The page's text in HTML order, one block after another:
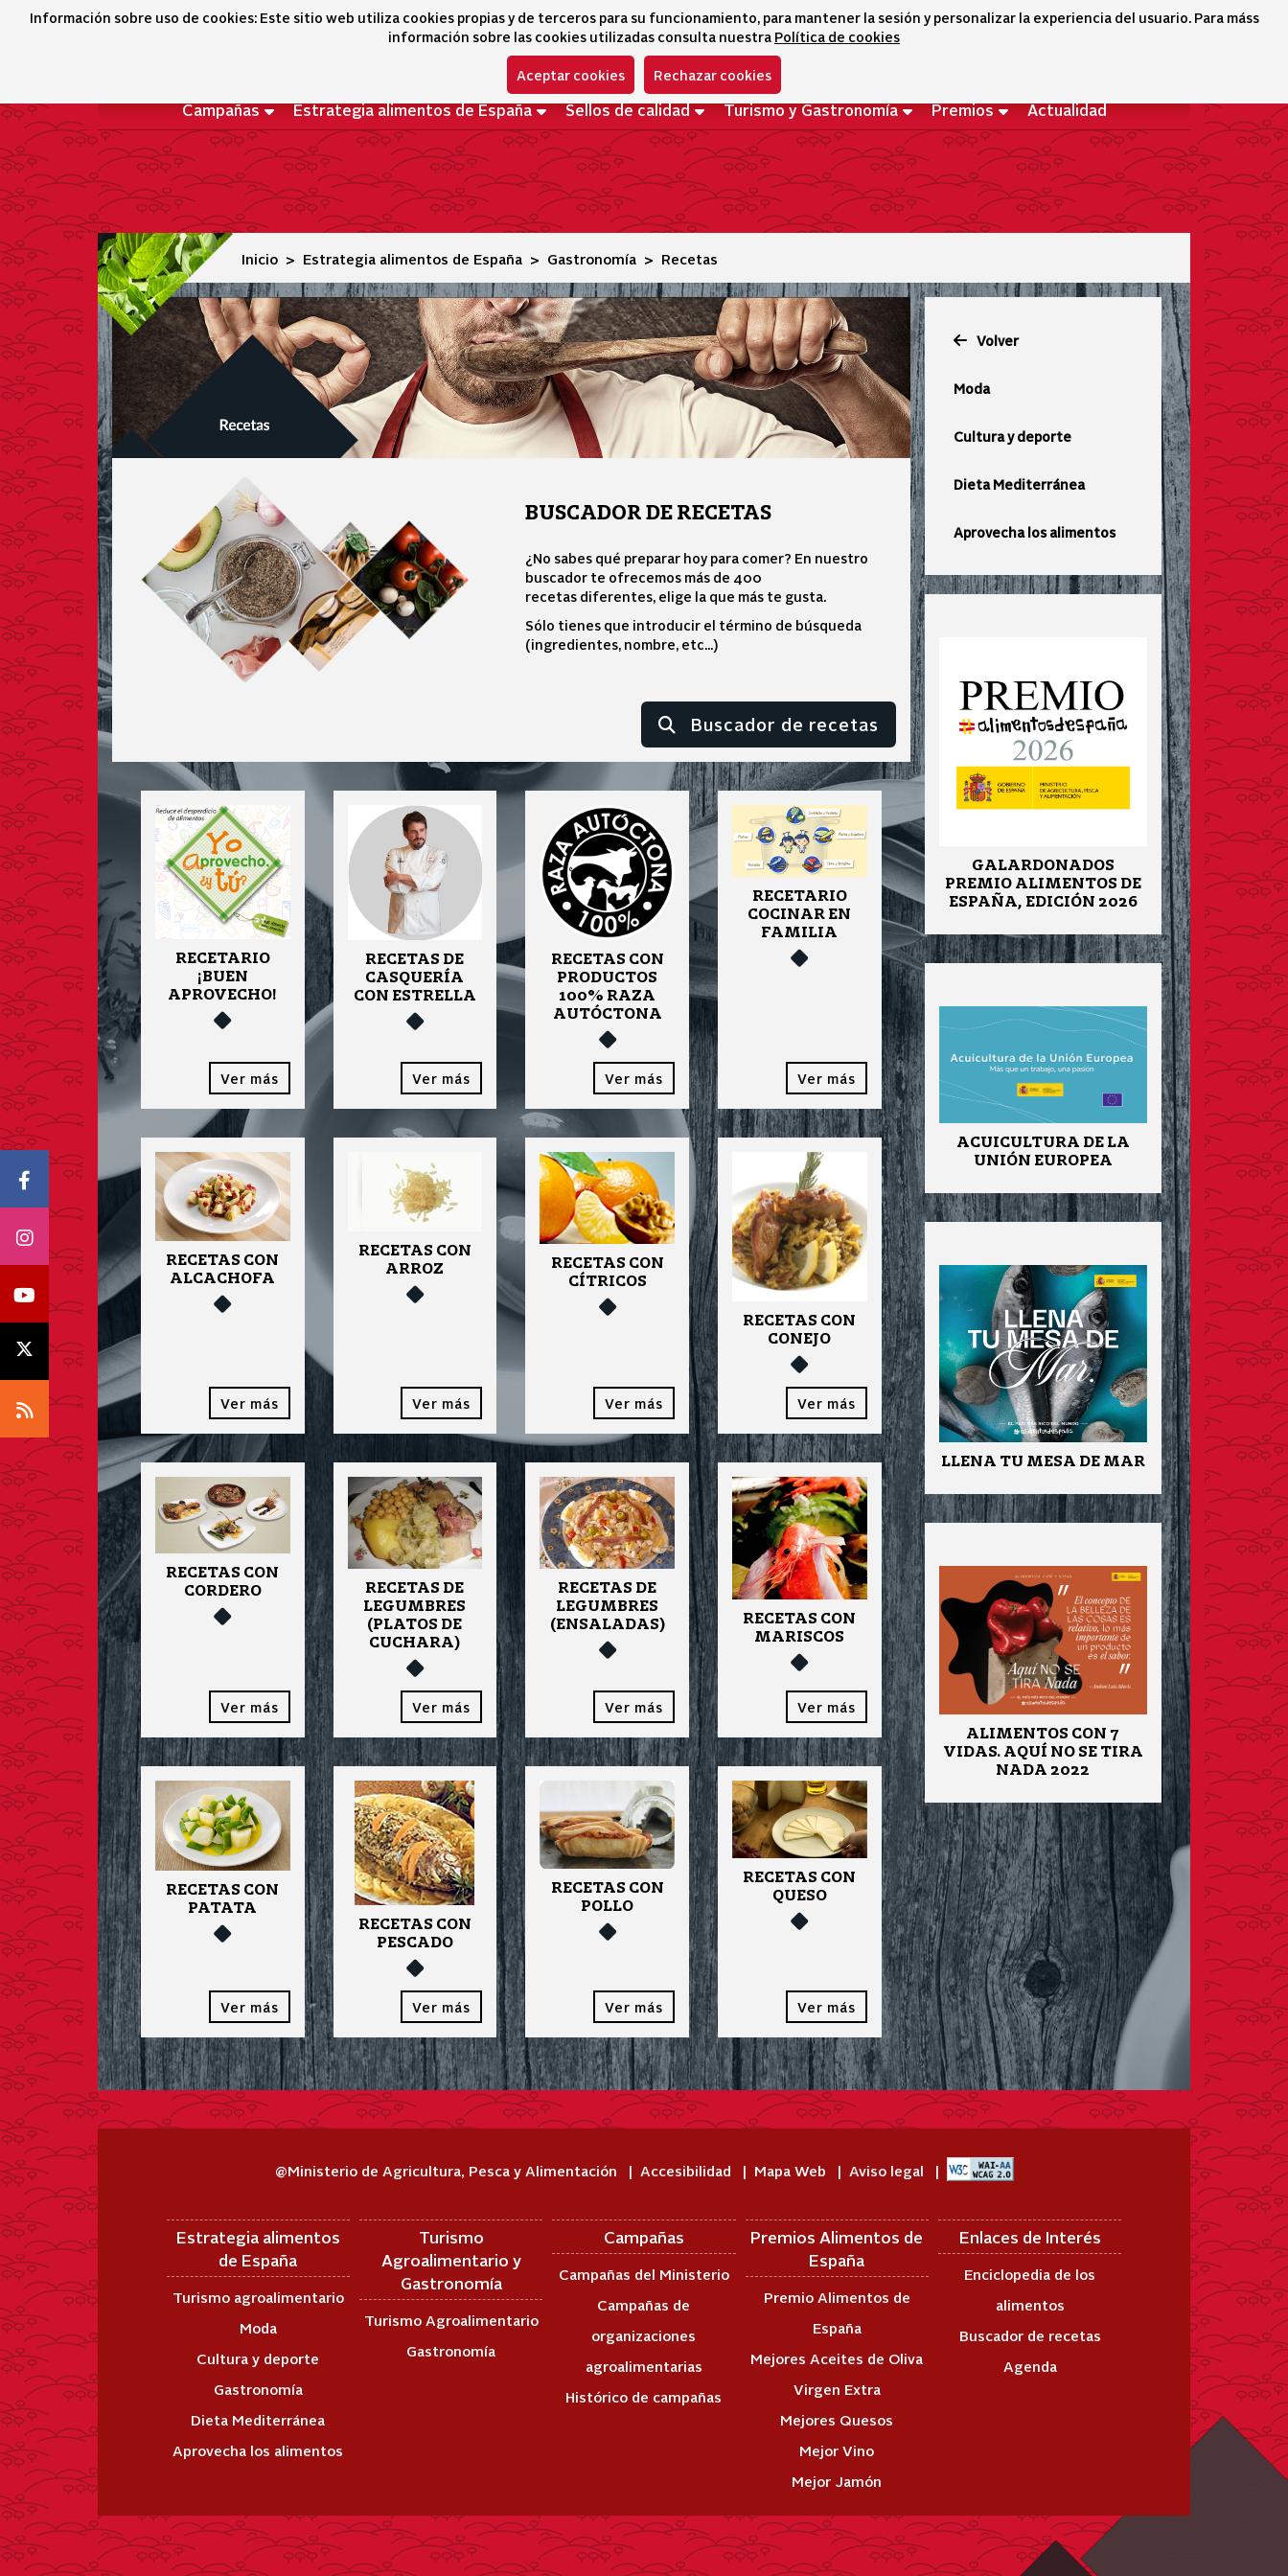
Información sobre uso de cookies: Este sitio web utiliza cookies propias y de terceros para su funcionamiento, para mantener la sesión y personalizar la experiencia del usuario. Para máss
información sobre las cookies utilizadas consulta nuestra Política de cookies
Aceptar cookies Rechazar cookies
Icono Facebook
Icono Instagram
Icono Youtube
Icono X
Icono RSS
Campañas Estrategia alimentos de España Sellos de calidad Turismo y Gastronomía Premios Actualidad
Recetas
Inicio Estrategia alimentos de España Gastronomía Recetas
BUSCADOR DE RECETAS
¿No sabes qué preparar hoy para comer? En nuestro
buscador te ofrecemos más de 400
recetas diferentes, elige la que más te gusta.
Sólo tienes que introducir el término de búsqueda
(ingredientes, nombre, etc...)
Buscador de recetas
RECETARIO
¡BUEN
APROVECHO!
Ver más
RECETAS DE
CASQUERÍA
CON ESTRELLA
Ver más
RECETAS CON
PRODUCTOS
100% RAZA
AUTÓCTONA
Ver más
RECETARIO
COCINAR EN
FAMILIA
Ver más
RECETAS CON
ALCACHOFA
Ver más
RECETAS CON
ARROZ
Ver más
RECETAS CON
CÍTRICOS
Ver más
RECETAS CON
CONEJO
Ver más
RECETAS CON
CORDERO
Ver más
RECETAS DE
LEGUMBRES
(PLATOS DE
CUCHARA)
Ver más
RECETAS DE
LEGUMBRES
(ENSALADAS)
Ver más
RECETAS CON
MARISCOS
Ver más
RECETAS CON
PATATA
Ver más
RECETAS CON
PESCADO
Ver más
RECETAS CON
POLLO
Ver más
RECETAS CON
QUESO
Ver más
Volver
Moda
Cultura y deporte
Dieta Mediterránea
Aprovecha los alimentos
GALARDONADOS
PREMIO ALIMENTOS DE
ESPAÑA, EDICIÓN 2026
ACUICULTURA DE LA
UNIÓN EUROPEA
LLENA TU MESA DE MAR
ALIMENTOS CON 7
VIDAS. AQUÍ NO SE TIRA
NADA 2022
@Ministerio de Agricultura, Pesca y Alimentación Accesibilidad Mapa Web Aviso legal
Estrategia alimentos
de España
Turismo agroalimentario
Moda
Cultura y deporte
Gastronomía
Dieta Mediterránea
Aprovecha los alimentos
Turismo
Agroalimentario y
Gastronomía
Turismo Agroalimentario
Gastronomía
Campañas
Campañas del Ministerio
Campañas de
organizaciones
agroalimentarias
Histórico de campañas
Premios Alimentos de
España
Premio Alimentos de
España
Mejores Aceites de Oliva
Virgen Extra
Mejores Quesos
Mejor Vino
Mejor Jamón
Enlaces de Interés
Enciclopedia de los
alimentos
Buscador de recetas
Agenda